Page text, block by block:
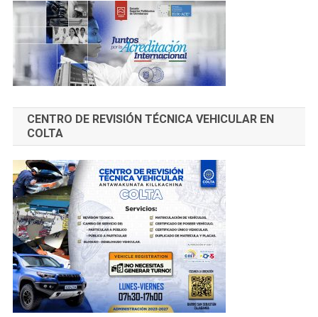
CENTRO DE REVISIÓN TÉCNICA VEHICULAR EN
COLTA